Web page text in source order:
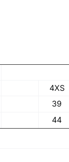
4XS
39
44